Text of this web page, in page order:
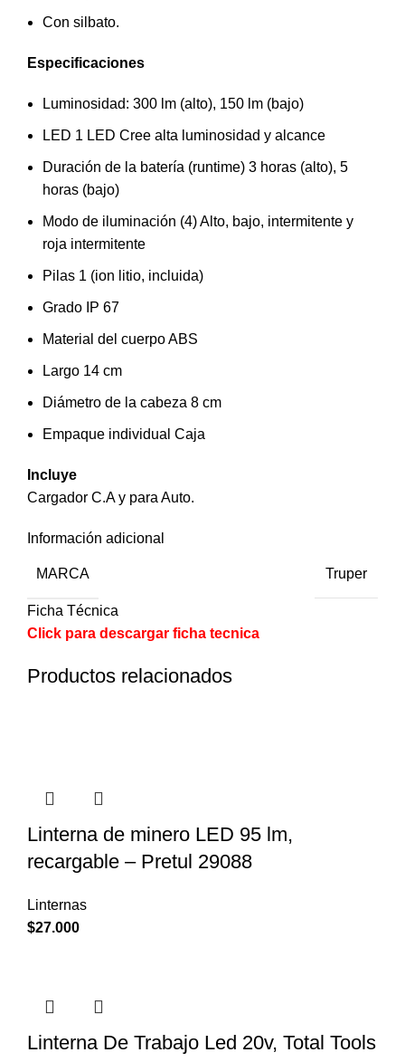
Con silbato.
Especificaciones
Luminosidad: 300 lm (alto), 150 lm (bajo)
LED 1 LED Cree alta luminosidad y alcance
Duración de la batería (runtime) 3 horas (alto), 5
horas (bajo)
Modo de iluminación (4) Alto, bajo, intermitente y
roja intermitente
Pilas 1 (ion litio, incluida)
Grado IP 67
Material del cuerpo ABS
Largo 14 cm
Diámetro de la cabeza 8 cm
Empaque individual Caja
Incluye
Cargador C.A y para Auto.
Información adicional
MARCA Truper
Ficha Técnica
Click para descargar ficha tecnica
Productos relacionados
Linterna de minero LED 95 lm,
recargable – Pretul 29088
Linternas
$27.000
Linterna De Trabajo Led 20v, Total Tools